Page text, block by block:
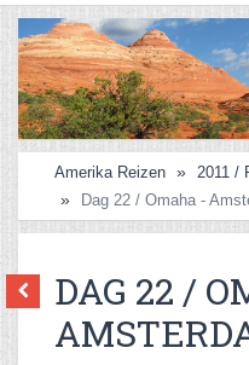
Amerika Reizen
2011 /
Dag 22 / Omaha -
DAG 22 /